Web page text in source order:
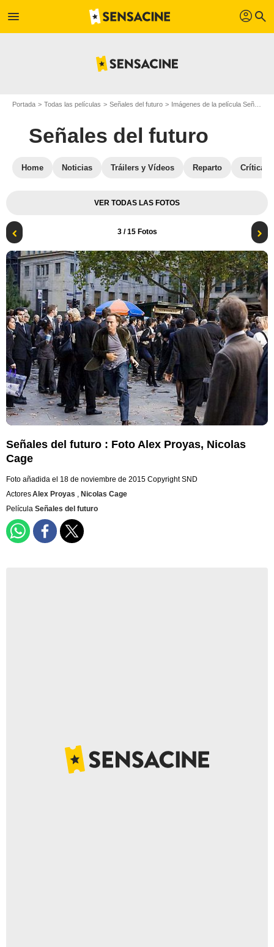
menu profil search
Portada Todas las películas Señales del futuro Imágenes de la película Señales del futuro
Señales del futuro
Home Noticias Tráilers y Vídeos Reparto Críticas
VER TODAS LAS FOTOS
3/ 15 Fotos
Señales del futuro : Foto Alex Proyas, Nicolas
Cage
Foto añadida el 18 de noviembre de 2015 Copyright SND
ActoresAlex Proyas , Nicolas Cage
Película Señales del futuro